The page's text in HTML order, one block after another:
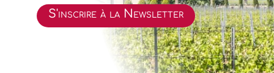
S'inscrire à la Newsletter